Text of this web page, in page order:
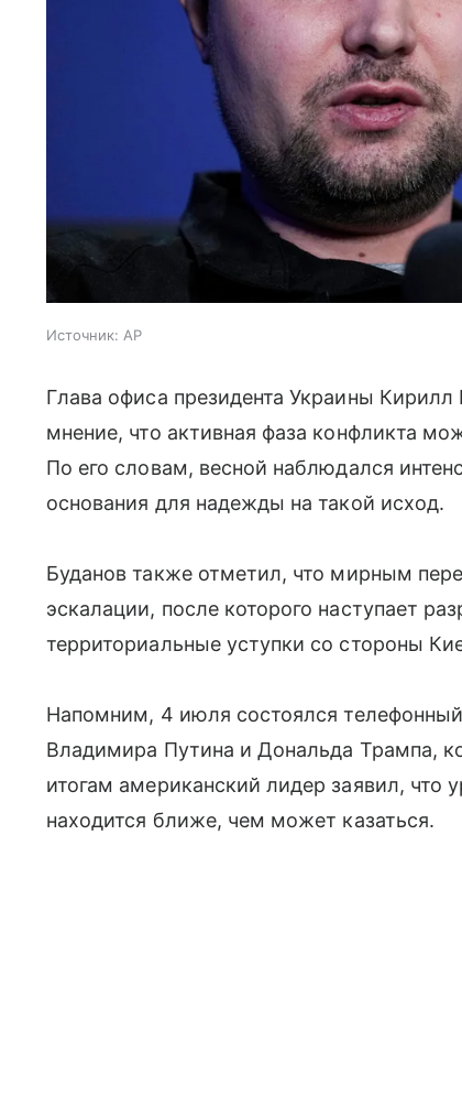
Источник: AP
Глава офиса президента Украины
мнение, что активная фаза конфликта
По его словам, весной наблюдался
основания для надежды на такой исход.
Буданов также отметил, что мирным
эскалации, после которого наступает
территориальные уступки со стороны
Напомним, 4 июля состоялся
Владимира Путина и Дональда Трампа,
итогам американский лидер заявил, что
находится ближе, чем может казаться.